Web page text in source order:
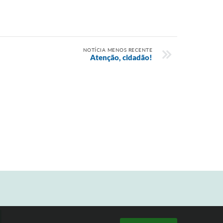
NOTÍCIA MENOS RECENTE
Atenção, cidadão!